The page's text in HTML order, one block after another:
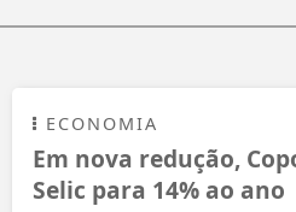
ECONOMIA
Em nova redução,
Selic para 14% ao ano